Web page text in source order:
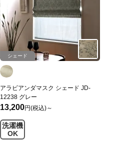
シェード
アラビアンダマスク シェード JD-
12238 グレー
13,200円(税込)～
洗濯機
OK